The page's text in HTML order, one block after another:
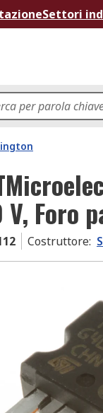
Settori
Foro
Costruttore: